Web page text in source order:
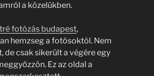
a közelükben.
fotózás budapest,
hemzseg a fotósoktól. Nem
de csak sikerült a végére egy
Ez az oldal a